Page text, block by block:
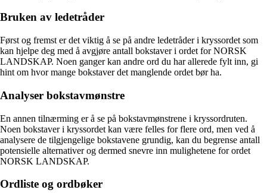
Bruken av ledetråder
Først og fremst er det viktig å se på andre ledetråder i kryssordet som
kan hjelpe deg med å avgjøre antall bokstaver i ordet for NORSK
LANDSKAP. Noen ganger kan andre ord du har allerede fylt inn, gi
hint om hvor mange bokstaver det manglende ordet bør ha.
Analyser bokstavmønstre
En annen tilnærming er å se på bokstavmønstrene i kryssordruten.
Noen bokstaver i kryssordet kan være felles for flere ord, men ved å
analysere de tilgjengelige bokstavene grundig, kan du begrense antall
potensielle alternativer og dermed snevre inn mulighetene for ordet
NORSK LANDSKAP.
Ordliste og ordbøker